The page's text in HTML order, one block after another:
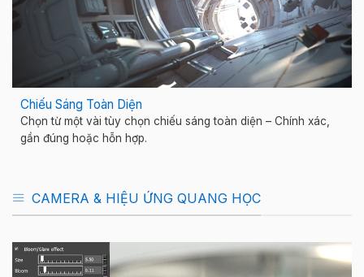
Chiếu Sáng Toàn Diện
Chọn từ một vài tùy chọn chiếu sáng toàn diện – Chính xác,
gần đúng hoặc hỗn hợp.
CAMERA & HIỆU ỨNG QUANG HỌC